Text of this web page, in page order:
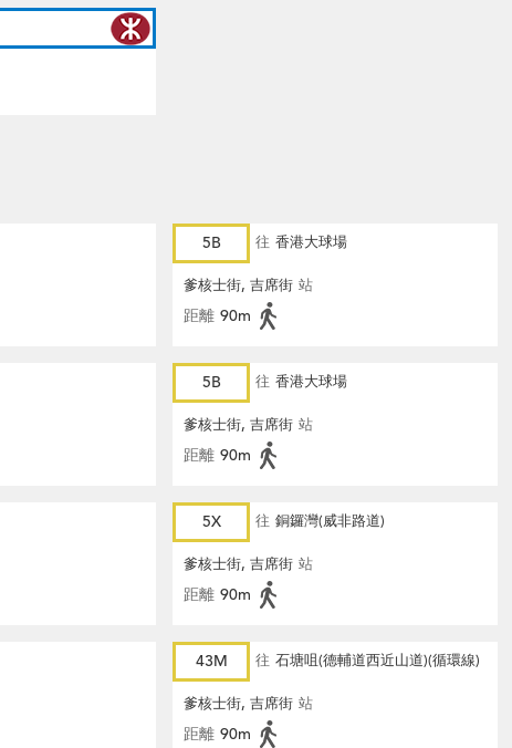
5B 往 香港大球場
爹核士街, 吉席街 站
距離 90m
5B 往 香港大球場
爹核士街, 吉席街 站
距離 90m
5X 往 銅鑼灣(威非路道)
爹核士街, 吉席街 站
距離 90m
43M 往 石塘咀(德輔道西近山道)(循環線)
爹核士街, 吉席街 站
距離 90m